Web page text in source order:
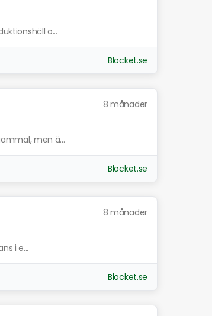
o...
Blocket.se
8 månader
men ä...
Blocket.se
8 månader
i e...
Blocket.se